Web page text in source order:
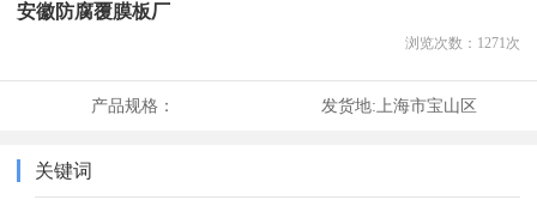
安徽防腐覆膜板厂
浏览次数： 1271次
产品规格： 发货地: 上海市宝山区
关键词